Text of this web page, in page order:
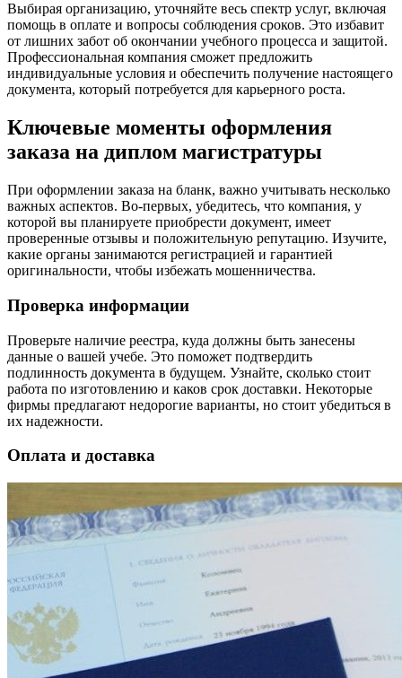
Выбирая организацию, уточняйте весь спектр услуг, включая
помощь в оплате и вопросы соблюдения сроков. Это избавит
от лишних забот об окончании учебного процесса и защитой.
Профессиональная компания сможет предложить
индивидуальные условия и обеспечить получение настоящего
документа, который потребуется для карьерного роста.
Ключевые моменты оформления
заказа на диплом магистратуры
При оформлении заказа на бланк, важно учитывать несколько
важных аспектов. Во-первых, убедитесь, что компания, у
которой вы планируете приобрести документ, имеет
проверенные отзывы и положительную репутацию. Изучите,
какие органы занимаются регистрацией и гарантией
оригинальности, чтобы избежать мошенничества.
Проверка информации
Проверьте наличие реестра, куда должны быть занесены
данные о вашей учебе. Это поможет подтвердить
подлинность документа в будущем. Узнайте, сколько стоит
работа по изготовлению и каков срок доставки. Некоторые
фирмы предлагают недорогие варианты, но стоит убедиться в
их надежности.
Оплата и доставка